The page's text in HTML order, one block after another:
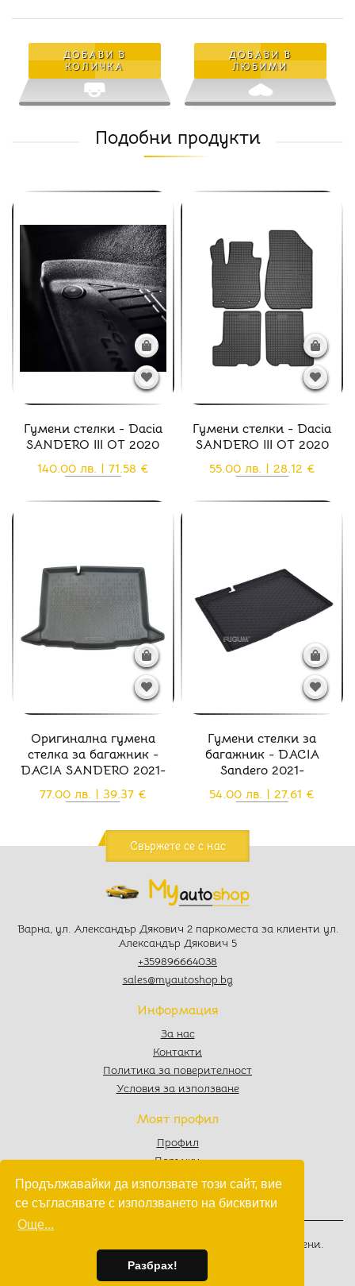
Продължавайки да използвате този сайт, вие
се съгласявате с използването на бисквитки
Още...
Разбрах!
ДОБАВИ В
КОЛИЧКА
ДОБАВИ В
ЛЮБИМИ
Подобни продукти
Гумени стелки - Dacia
SANDERO III ОТ 2020
140.00 лв. | 71.58 €
Гумени стелки - Dacia
SANDERO III ОТ 2020
55.00 лв. | 28.12 €
Оригинална гумена
стелка за багажник -
DACIA SANDERO 2021-
77.00 лв. | 39.37 €
Гумени стелки за
багажник - DACIA
Sandero 2021-
54.00 лв. | 27.61 €
Свържете се с нас
Варна, ул. Александър Дякович 2 паркоместа за клиенти ул.
Александър Дякович 5
+359896664038
sales@myautoshop.bg
Информация
За нас
Контакти
Политика за поверителност
Условия за използване
Моят профил
Профил
Поръчки
Любими
. Всички права запазени.